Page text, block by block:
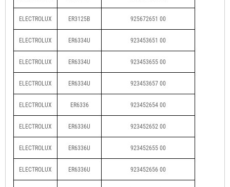
ELECTROLUX ER3125B 925672651 00
ELECTROLUX ER6334U 923453651 00
ELECTROLUX ER6334U 923453655 00
ELECTROLUX ER6334U 923453657 00
ELECTROLUX ER6336 923452654 00
ELECTROLUX ER6336U 923452652 00
ELECTROLUX ER6336U 923452655 00
ELECTROLUX ER6336U 923452656 00